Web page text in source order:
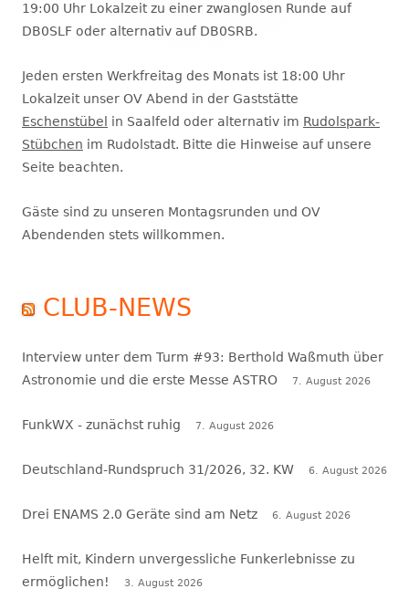
19:00 Uhr Lokalzeit zu einer zwanglosen Runde auf
DB0SLF oder alternativ auf DB0SRB.
Jeden ersten Werkfreitag des Monats ist 18:00 Uhr
Lokalzeit unser OV Abend in der Gaststätte
Eschenstübel
in Saalfeld oder alternativ im Rudolspark-
Stübchen im Rudolstadt. Bitte die Hinweise auf unsere
Seite beachten.
Gäste sind zu unseren Montagsrunden und OV
Abendenden stets willkommen.
CLUB-NEWS
Interview unter dem Turm #93: Berthold Waßmuth über
Astronomie und die erste Messe ASTRO
7. August 2026
FunkWX - zunächst ruhig 7. August 2026
Deutschland-Rundspruch 31/2026, 32. KW 6. August 2026
Drei ENAMS 2.0 Geräte sind am Netz 6. August 2026
Helft mit, Kindern unvergessliche Funkerlebnisse zu
ermöglichen!
3. August 2026